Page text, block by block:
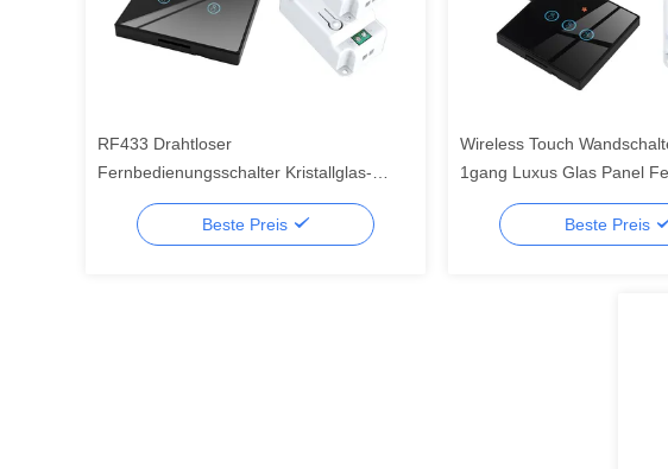
RF433 Drahtloser
Fernbedienungsschalter Kristallglas-
Panel-Touchschalter mit 10A-Schalter
Beste Preis
Wireless Touch
1gang Luxus Glas Panel
Schalter Licht
SprachsteuerungBeste Preis